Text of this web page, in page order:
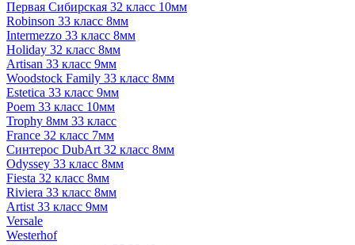
Первая Сибирская 32 класс 10мм
Robinson 33 класс 8мм
Intermezzo 33 класс 8мм
Holiday 32 класс 8мм
Artisan 33 класс 9мм
Woodstock Family 33 класс 8мм
Estetica 33 класс 9мм
Poem 33 класс 10мм
Trophy 8мм 33 класс
France 32 класс 7мм
Синтерос DubArt 32 класс 8мм
Odyssey 33 класс 8мм
Fiesta 32 класс 8мм
Riviera 33 класс 8мм
Artist 33 класс 9мм
Versale
Westerhof